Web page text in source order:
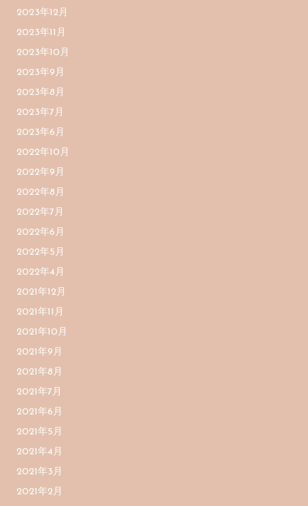
2023年12月
2023年11月
2023年10月
2023年9月
2023年8月
2023年7月
2023年6月
2022年10月
2022年9月
2022年8月
2022年7月
2022年6月
2022年5月
2022年4月
2021年12月
2021年11月
2021年10月
2021年9月
2021年8月
2021年7月
2021年6月
2021年5月
2021年4月
2021年3月
2021年2月